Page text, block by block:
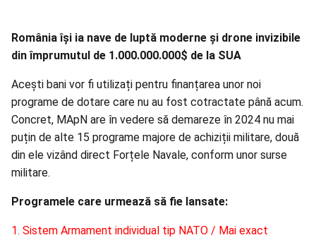
România își ia nave de luptă moderne și drone invizibile
din împrumutul de 1.000.000.000$ de la SUA
Acești bani vor fi utilizați pentru finanțarea unor noi
programe de dotare care nu au fost cotractate până acum.
Concret, MApN are în vedere să demareze în 2024 nu mai
puțin de alte 15 programe majore de achiziții militare, două
din ele vizând direct Forțele Navale, conform unor surse
militare.
Programele care urmează să fie lansate:
1. Sistem Armament individual tip NATO / Mai exact